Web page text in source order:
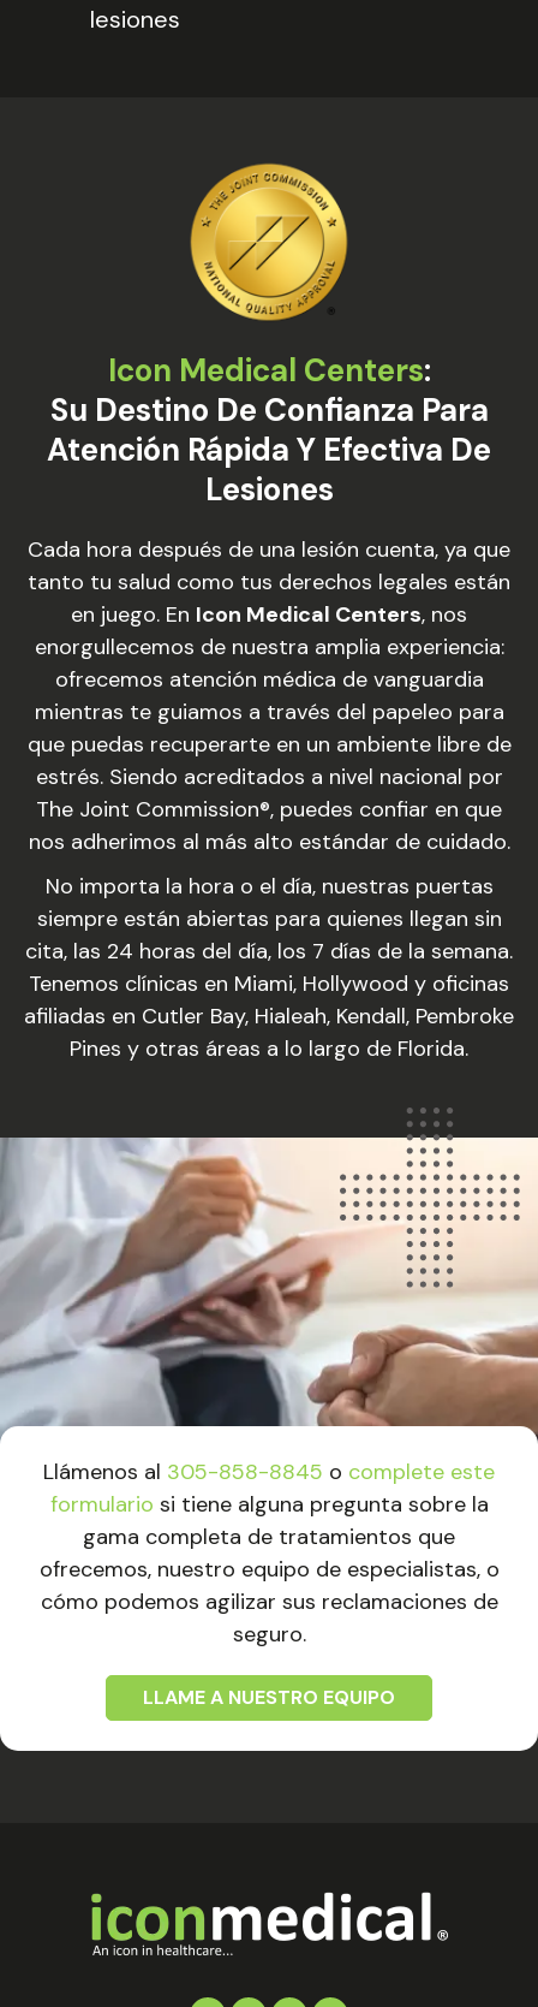
lesiones
Icon Medical Centers:
Su Destino De Confianza Para
Atención Rápida Y Efectiva De
Lesiones
Cada hora después de una lesión cuenta, ya que
tanto tu salud como tus derechos legales están
en juego. En Icon Medical Centers, nos
enorgullecemos de nuestra amplia experiencia:
ofrecemos atención médica de vanguardia
mientras te guiamos a través del papeleo para
que puedas recuperarte en un ambiente libre de
estrés. Siendo acreditados a nivel nacional por
The Joint Commission®, puedes confiar en que
nos adherimos al más alto estándar de cuidado.
No importa la hora o el día, nuestras puertas
siempre están abiertas para quienes llegan sin
cita, las 24 horas del día, los 7 días de la semana.
Tenemos clínicas en Miami, Hollywood y oficinas
afiliadas en Cutler Bay, Hialeah, Kendall, Pembroke
Pines y otras áreas a lo largo de Florida.
Llámenos al 305-858-8845 o complete este
formulario si tiene alguna pregunta sobre la
gama completa de tratamientos que
ofrecemos, nuestro equipo de especialistas, o
cómo podemos agilizar sus reclamaciones de
seguro.
LLAME A NUESTRO EQUIPO